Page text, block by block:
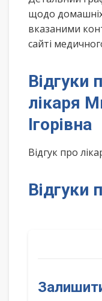
щодо домашніх
вказаними
сайті
Відгуки
лікаря
Ігорівна
Відгук про
Відгуки